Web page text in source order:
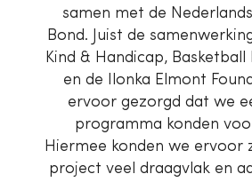
samen met de
Bond. Juist de
Kind & Handicap, Basketball
en de Ilonka Elmont
ervoor gezorgd dat we
programma konden
Hiermee konden we ervoor
project veel draagvlak en